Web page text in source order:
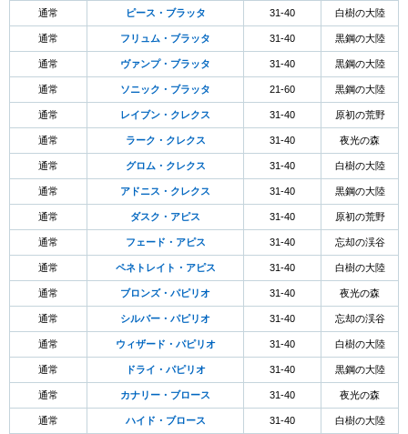
通常 ピース・ブラッタ 31-40 白樹の大陸
通常 フリュム・ブラッタ 31-40 黒鋼の大陸
通常 ヴァンプ・ブラッタ 31-40 黒鋼の大陸
通常 ソニック・ブラッタ 21-60 黒鋼の大陸
通常 レイブン・クレクス 31-40 原初の荒野
通常 ラーク・クレクス 31-40 夜光の森
通常 グロム・クレクス 31-40 白樹の大陸
通常 アドニス・クレクス 31-40 黒鋼の大陸
通常 ダスク・アピス 31-40 原初の荒野
通常 フェード・アピス 31-40 忘却の渓谷
通常 ペネトレイト・アピス 31-40 白樹の大陸
通常 ブロンズ・パピリオ 31-40 夜光の森
通常 シルバー・パピリオ 31-40 忘却の渓谷
通常 ウィザード・パピリオ 31-40 白樹の大陸
通常 ドライ・パピリオ 31-40 黒鋼の大陸
通常 カナリー・ブロース 31-40 夜光の森
通常 ハイド・ブロース 31-40 白樹の大陸